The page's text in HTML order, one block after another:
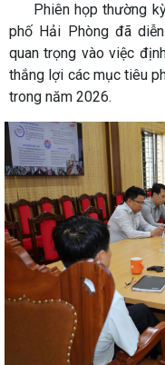
Phiên họp thường kỳ
phố Hải Phòng đã
quan trọng vào việc
thắng lợi các mục tiêu
trong năm 2026.